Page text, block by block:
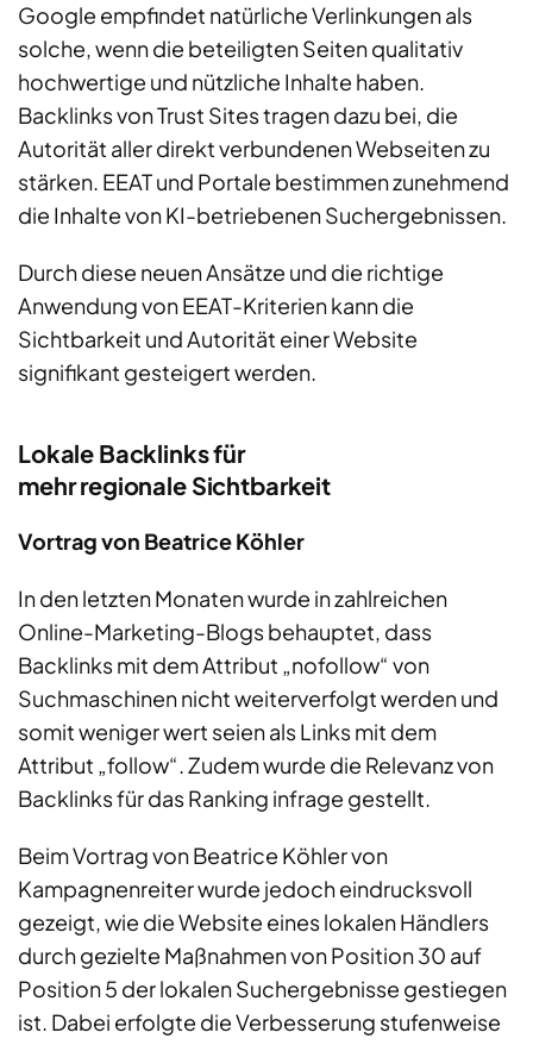
Google empfindet natürliche Verlinkungen als
solche, wenn die beteiligten Seiten qualitativ
hochwertige und nützliche Inhalte haben.
Backlinks von Trust Sites tragen dazu bei, die
Autorität aller direkt verbundenen Webseiten zu
stärken. EEAT und Portale bestimmen zunehmend
die Inhalte von KI-betriebenen Suchergebnissen.
Durch diese neuen Ansätze und die richtige
Anwendung von EEAT-Kriterien kann die
Sichtbarkeit und Autorität einer Website
signifikant gesteigert werden.
Lokale Backlinks für
mehr regionale Sichtbarkeit
Vortrag von Beatrice Köhler
In den letzten Monaten wurde in zahlreichen
Online-Marketing-Blogs behauptet, dass
Backlinks mit dem Attribut „nofollow“ von
Suchmaschinen nicht weiterverfolgt werden und
somit weniger wert seien als Links mit dem
Attribut „follow“. Zudem wurde die Relevanz von
Backlinks für das Ranking infrage gestellt.
Beim Vortrag von Beatrice Köhler von
Kampagnenreiter wurde jedoch eindrucksvoll
gezeigt, wie die Website eines lokalen Händlers
durch gezielte Maßnahmen von Position 30 auf
Position 5 der lokalen Suchergebnisse gestiegen
ist. Dabei erfolgte die Verbesserung stufenweise